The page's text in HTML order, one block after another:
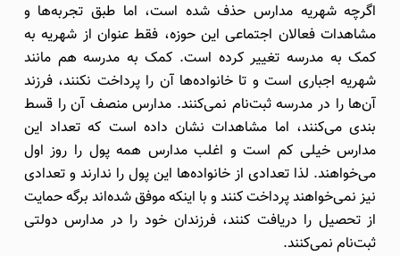
اگرچه شهریه مدارس حذف شده است، اما طبق تجربه‌ها و
مشاهدات فعالان اجتماعی این حوزه، فقط عنوان از شهریه به
کمک به مدرسه تغییر کرده است. کمک به مدرسه هم مانند
شهریه اجباری است و تا خانواده‌ها آن را پرداخت نکنند، فرزند
آن‌ها را در مدرسه ثبت‌نام نمی‌کنند. مدارس منصف آن را قسط
‌بندی می‌کنند، اما مشاهدات نشان داده است که تعداد این
مدارس خیلی کم است و اغلب مدارس همه پول را روز اول
می‌خواهند. لذا تعدادی از خانواده‌ها این پول را ندارند و تعدادی
نیز نمی‌خواهند پرداخت کنند و با اینکه موفق شده‌اند برگه حمایت
از تحصیل را دریافت کنند، فرزندان خود را در مدارس دولتی
ثبت‌نام نمی‌کنند.